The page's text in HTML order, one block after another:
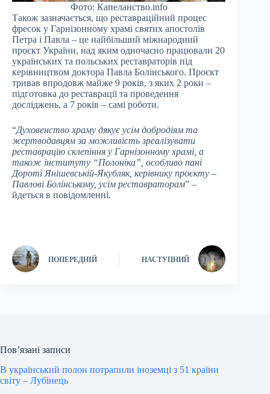
Фото: Капеланство.info
Також зазначається, що реставраційний процес
фресок у Гарнізонному храмі святих апостолів
Петра і Павла – це найбільший міжнародний
проєкт України, над яким одночасно працювали 20
українських та польських реставраторів під
керівництвом доктора Павла Болінського. Проєкт
тривав впродовж майже 9 років, з яких 2 роки –
підготовка до реставрації та проведення
досліджень, а 7 років – самі роботи.
“Духовенство храму дякує усім добродіям та
жертводавцям за можливість зреалізувати
реставрацію склепіння у Гарнізонному храмі, а
також інституту “Полоніка”, особливо пані
Дороті Янішевській-Якубляк, керівнику проєкту –
Павлові Болінському, усім реставраторам” –
йдеться в повідомленні.
ПОПЕРЕДНІЙ НАСТУПНИЙ
Пов’язані записи
В український полон потрапили іноземці з 51 країни
світу – Лубінець